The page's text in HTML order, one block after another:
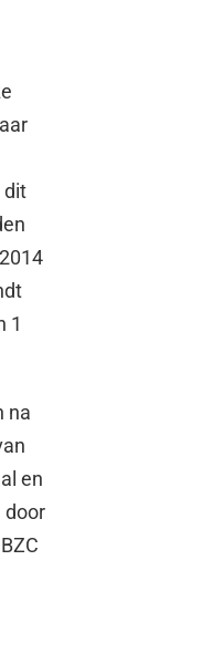
dit
1
na
en
door